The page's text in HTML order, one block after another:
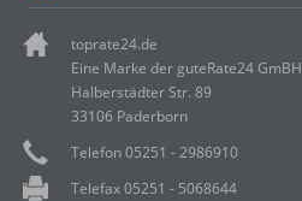
toprate24.de
Eine Marke der guteRate24 GmBH
Halberstädter Str. 89
33106 Paderborn
Telefon 05251 - 2986910
Telefax 05251 - 5068644